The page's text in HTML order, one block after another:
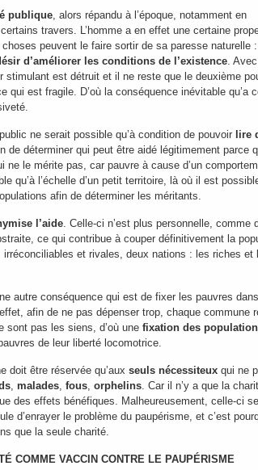
publique , alors répandu à l’époque, notamment en
travers. L’homme a en effet une certaine
choses peuvent le faire sortir de sa paresse naturelle
d’améliorer les conditions de l’existence .
stimulant est détruit et il ne reste que le deuxième
qui est fragile. D’où la conséquence inévitable qu’a
ne serait possible qu’à condition de pouvoir lire
de déterminer qui peut être aidé légitimement parce
ne le mérite pas, car pauvre à cause d’un
qu’à l’échelle d’un petit territoire, là où il est
afin de déterminer les méritants.
l’aide . Celle-ci n’est plus personnelle, comme
ce qui contribue à couper définitivement la
irréconciliables et rivales, deux nations : les riches et
autre conséquence qui est de fixer les pauvres
afin de ne pas dépenser trop, chaque commune
sont pas les siens, d’où une fixation des
de leur liberté locomotrice.
doit être réservée qu’aux seuls nécessiteux qui ne
malades fous orphelins . Car il n’y a que la
des effets bénéfiques. Malheureusement, celle-ci se
d’enrayer le problème du paupérisme, et c’est
que la seule charité.
COMME VACCIN CONTRE LE PAUPÉRISME